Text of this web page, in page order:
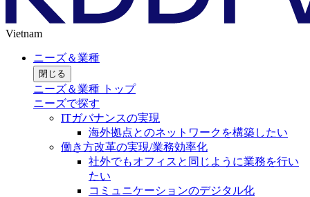
Vietnam
ニーズ＆業種
閉じる
ニーズ＆業種 トップ
ニーズで探す
ITガバナンスの実現
海外拠点とのネットワークを構築したい
働き方改革の実現/業務効率化
社外でもオフィスと同じように業務を行い
たい
コミュニケーションのデジタル化